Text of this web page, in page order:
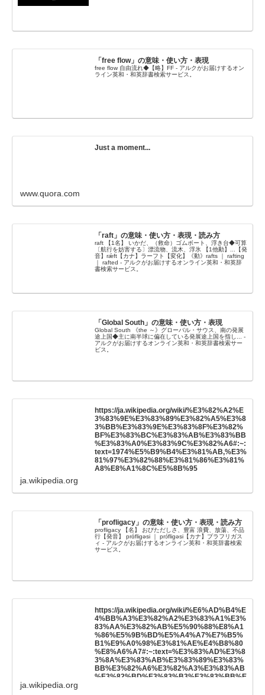
「free flow」の意味・使い方・表現
free flow 自由流れ◆【略】FF - アルクがお届けするオン
ライン英和・和英辞書検索サービス。
Just a moment...
www.quora.com
「raft」の意味・使い方・表現・読み方
raft 【1名】 いかだ、（救命）ゴムボート、浮き台◆可算
〔航行を妨害する〕漂流物、流木、浮氷 【1他動】...【発
音】rǽft【カナ】ラーフト【変化】《動》rafts ｜ rafting
｜ rafted - アルクがお届けするオンライン英和・和英辞
書検索サービス。
「Global South」の意味・使い方・表現
Global South 《the ～》グローバル・サウス、南の発展
途上国◆主に南半球に偏在している発展途上国を指し... -
アルクがお届けするオンライン英和・和英辞書検索サー
ビス。
https://ja.wikipedia.org/wiki/%E3%82%A2%E
3%83%9E%E3%83%89%E3%82%A5%E3%8
3%BB%E3%83%9E%E3%83%8F%E3%82%
BF%E3%83%BC%E3%83%AB%E3%83%BB
%E3%83%A0%E3%83%9C%E3%82%A6#:~:
text=1974%E5%B9%B4%E3%81%AB,%E3%
81%97%E3%82%88%E3%81%86%E3%81%
A8%E8%A1%8C%E5%8B%95
ja.wikipedia.org
「profligacy」の意味・使い方・表現・読み方
profligacy 【名】 おびただしさ、豊富 浪費、放蕩、不品
行【発音】 prɑ́fligəsi ｜ prɔ́fligəsi【カナ】プラフリガス
ィ - アルクがお届けするオンライン英和・和英辞書検索
サービス。
https://ja.wikipedia.org/wiki/%E6%AD%B4%E
4%BB%A3%E3%82%A2%E3%83%A1%E3%
83%AA%E3%82%AB%E5%90%88%E8%A1
%86%E5%9B%BD%E5%A4%A7%E7%B5%
B1%E9%A0%98%E3%81%AE%E4%B8%80
%E8%A6%A7#:~:text=%E3%83%AD%E3%8
3%8A%E3%83%AB%E3%83%89%E3%83%
BB%E3%82%A6%E3%82%A3%E3%83%AB
%E3%82%BD%E3%83%B3%E3%83%BB%E
ja.wikipedia.org